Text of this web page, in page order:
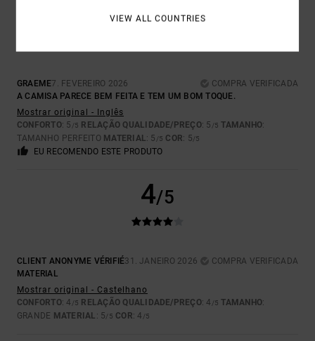
4/5
GRAEME7. FEVEREIRO 2026
COMPRA VERIFICADA
A CAMISA PARECE BEM FEITA E TEM UM BOM TOQUE.
Mostrar original - Inglês
CONFORTO: 5 /5 RELAÇÃO QUALIDADE/PREÇO: 5 /5 TAMANHO:
TAMANHO PERFEITO MATERIAL: 5 /5 COR: 5/5
EU RECOMENDO ESTE PRODUTO
4/5
CLIENT ANONYME VÉRIFIÉ31. JANEIRO 2026
COMPRA VERIFICADA
MATERIAL
Mostrar original - Castelhano
CONFORTO: 4 /5 RELAÇÃO QUALIDADE/PREÇO: 4 /5 TAMANHO:
GRANDE MATERIAL : 5/5 COR: 4 /5
VIEW ALL COUNTRIES